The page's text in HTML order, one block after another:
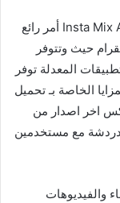
اخر اصدار Insta Mix Apk أمر رائع
حيث وتتوفر
المعدلة توفر
الخاصة بـ تحميل
اخر اصدار من
مع مستخدمين
والفيديوهات